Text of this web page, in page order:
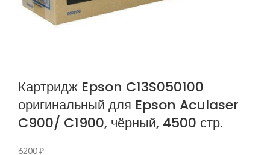
Картридж Epson C13S050100
оригинальный для Epson Aculaser
C900/ C1900, чёрный, 4500 стр.
6200₽